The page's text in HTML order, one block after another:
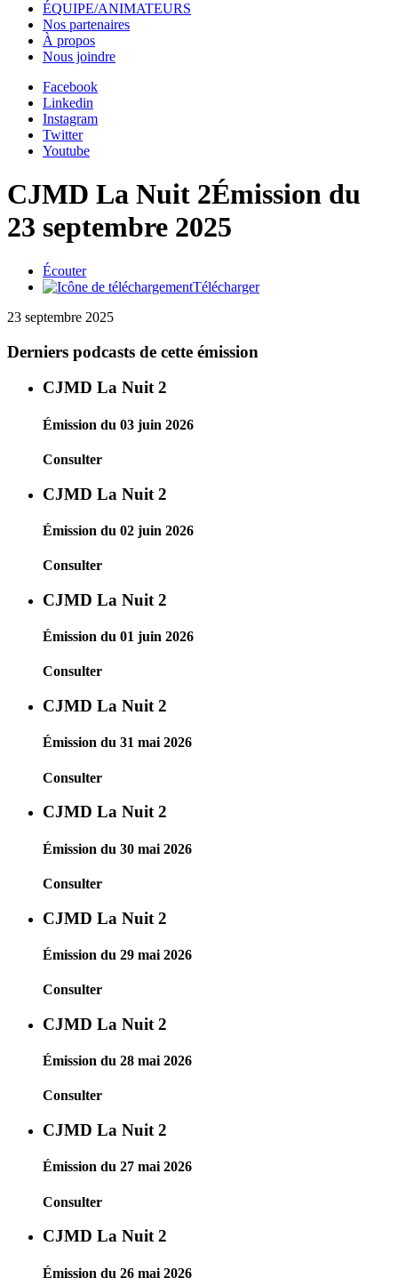
ÉQUIPE/ANIMATEURS
Nos partenaires
À propos
Nous joindre
Facebook
Linkedin
Instagram
Twitter
Youtube
CJMD La Nuit 2Émission du
23 septembre 2025
Écouter
Télécharger
23 septembre 2025
Derniers podcasts de cette émission
CJMD La Nuit 2
Émission du 03 juin 2026
Consulter
CJMD La Nuit 2
Émission du 02 juin 2026
Consulter
CJMD La Nuit 2
Émission du 01 juin 2026
Consulter
CJMD La Nuit 2
Émission du 31 mai 2026
Consulter
CJMD La Nuit 2
Émission du 30 mai 2026
Consulter
CJMD La Nuit 2
Émission du 29 mai 2026
Consulter
CJMD La Nuit 2
Émission du 28 mai 2026
Consulter
CJMD La Nuit 2
Émission du 27 mai 2026
Consulter
CJMD La Nuit 2
Émission du 26 mai 2026